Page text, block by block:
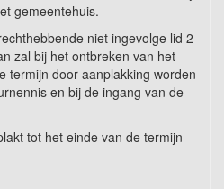
gemeentehuis.
niet ingevolge lid 2
zal bij het ontbreken van het
termijn door aanplakking worden
en bij de ingang van de
tot het einde van de termijn